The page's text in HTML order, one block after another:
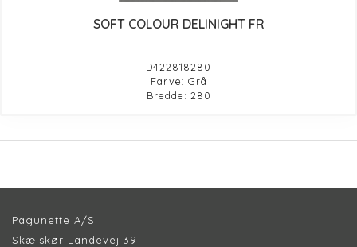
SOFT COLOUR DELINIGHT FR
D422818280
Farve: Grå
Bredde: 280
Pagunette A/S
Skælskør Landevej 39